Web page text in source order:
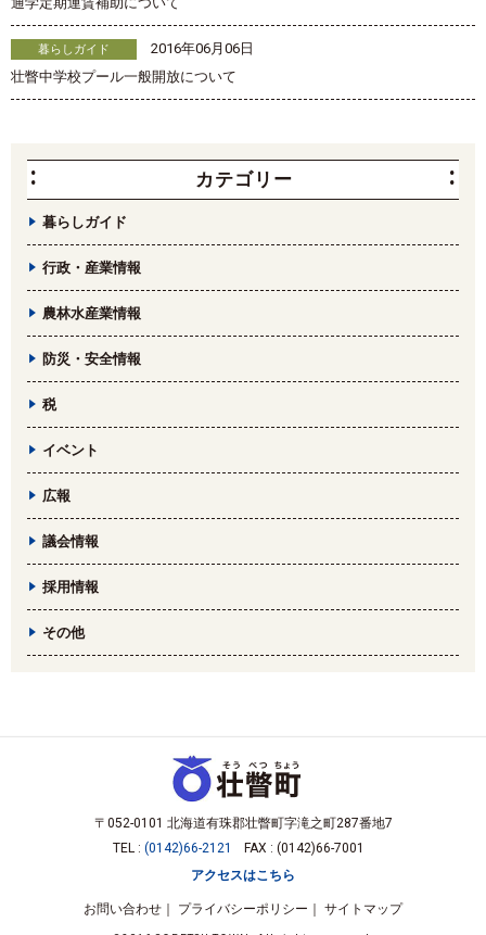
暮らしガイド
2016年06月06日
壮瞥中学校プール一般開放について
カテゴリー
暮らしガイド
行政・産業情報
農林水産業情報
防災・安全情報
税
イベント
広報
議会情報
採用情報
その他
〒052-0101 北海道有珠郡壮瞥町字滝之町287番地7
TEL : (0142)66-2121
FAX : (0142)66-7001
アクセスはこちら
お問い合わせ プライバシーポリシー サイトマップ